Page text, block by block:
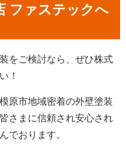
ファステックへ
をご検討なら、ぜひ株式
！
原市地域密着の外壁塗装
さまに信頼され安心され
でおります。